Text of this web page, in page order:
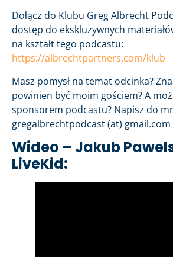
Dołącz do Klubu Greg Albrecht
dostęp do ekskluzywnych
na kształt tego podcastu:
https://albrechtpartners.com/klub
Masz pomysł na temat odcinka?
powinien być moim gościem? A
sponsorem podcastu? Napisz do
gregalbrechtpodcast (at) gmail.com
Wideo – Jakub
LiveKid: